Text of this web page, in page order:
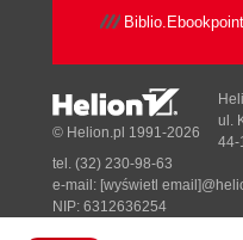
Technologia
Rozdział 11.
PHY 5 GHz (802.11a)
Ortogonalne
częstotliwości
Zwielokrotnienie
© Helion.pl 1991-2026
ul.
44-
tel. (32) 230-98-63
e-mail: [wyświetl
NIP: 6312636254